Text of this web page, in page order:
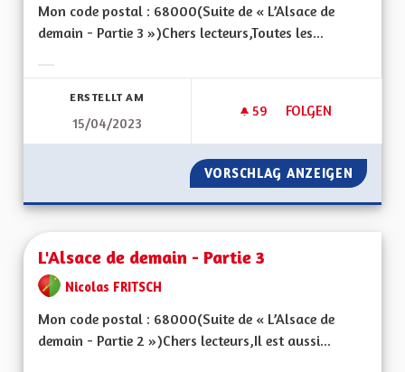
Mon code postal : 68000(Suite de « L’Alsace de
demain - Partie 3 »)Chers lecteurs,Toutes les...
ERSTELLT AM
15/04/2023
59 59 FOLLOWER
FOLGEN
L'ALSACE DE
VORSCHLAG ANZEIGEN
L'Alsace de demain - Partie 3
Nicolas FRITSCH
Mon code postal : 68000(Suite de « L’Alsace de
demain - Partie 2 »)Chers lecteurs,Il est aussi...